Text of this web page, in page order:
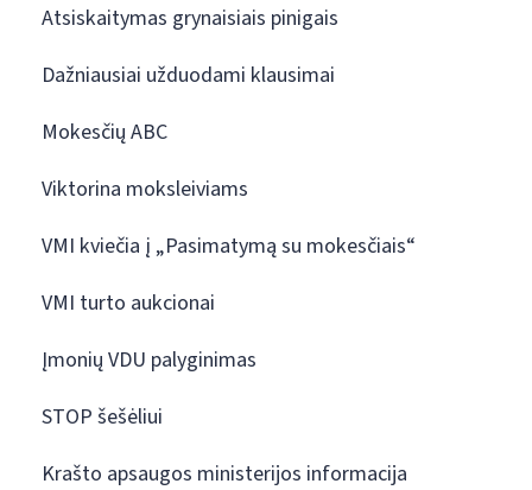
Atsiskaitymas grynaisiais pinigais
Dažniausiai užduodami klausimai
Mokesčių ABC
Viktorina moksleiviams
VMI kviečia į „Pasimatymą su mokesčiais“
VMI turto aukcionai
Įmonių VDU palyginimas
STOP šešėliui
Krašto apsaugos ministerijos informacija